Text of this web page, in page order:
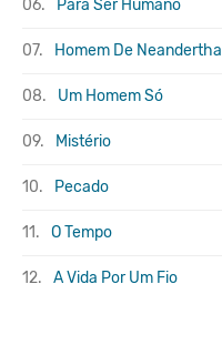
06. Para Ser Humano
07. Homem De Neanderthal
08. Um Homem Só
09. Mistério
10. Pecado
11. O Tempo
12. A Vida Por Um Fio